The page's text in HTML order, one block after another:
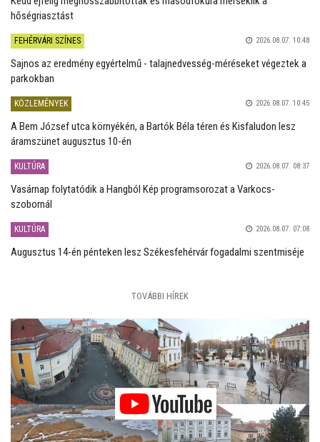
hőségriasztást
FEHÉRVÁRI SZÍNES 2026.08.07. 10:48
Sajnos az eredmény egyértelmű - talajnedvesség-méréseket végeztek a
parkokban
KÖZLEMÉNYEK 2026.08.07. 10:45
A Bem József utca környékén, a Bartók Béla téren és Kisfaludon lesz
áramszünet augusztus 10-én
KULTÚRA 2026.08.07. 08:37
Vasárnap folytatódik a Hangból Kép programsorozat a Varkocs-
szobornál
KULTÚRA 2026.08.07. 07:08
Augusztus 14-én pénteken lesz Székesfehérvár fogadalmi szentmiséje
TOVÁBBI HÍREK